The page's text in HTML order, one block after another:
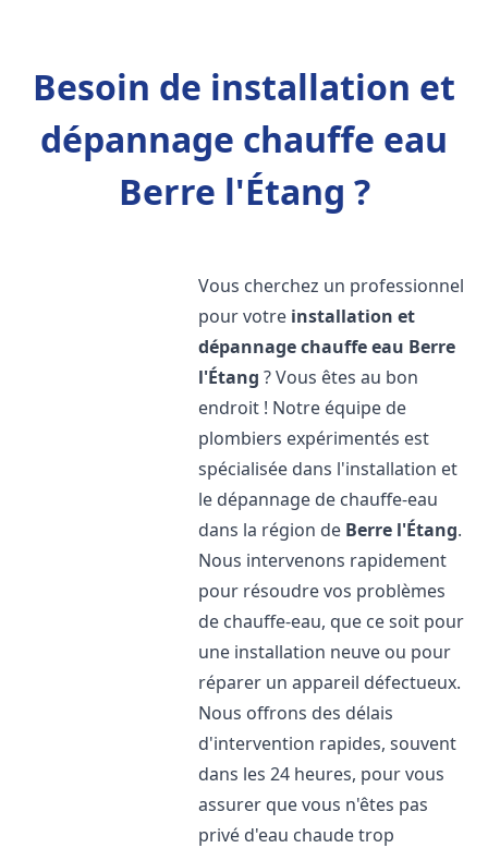
Besoin de installation et
dépannage chauffe eau
Berre l'Étang ?
Vous cherchez un professionnel
pour votre installation et
dépannage chauffe eau Berre
l'Étang ? Vous êtes au bon
endroit ! Notre équipe de
plombiers expérimentés est
spécialisée dans l'installation et
le dépannage de chauffe-eau
dans la région de Berre l'Étang.
Nous intervenons rapidement
pour résoudre vos problèmes
de chauffe-eau, que ce soit pour
une installation neuve ou pour
réparer un appareil défectueux.
Nous offrons des délais
d'intervention rapides, souvent
dans les 24 heures, pour vous
assurer que vous n'êtes pas
privé d'eau chaude trop